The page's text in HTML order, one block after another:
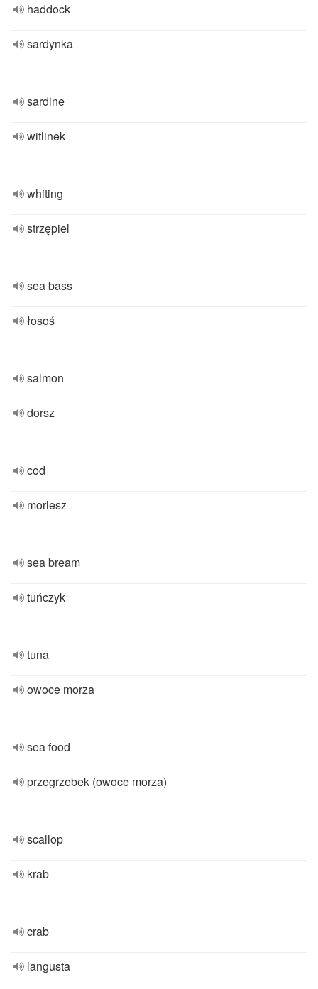
haddock
sardynka
sardine
witlinek
whiting
strzępiel
sea bass
łosoś
salmon
dorsz
cod
morlesz
sea bream
tuńczyk
tuna
owoce morza
sea food
przegrzebek (owoce morza)
scallop
krab
crab
langusta